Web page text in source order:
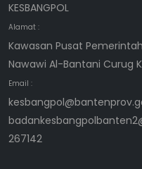
KESBANGPOL
Alamat :
Kawasan Pusat
Nawawi Al-Bantani Curug
Email :
267142